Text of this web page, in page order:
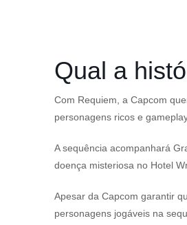
Qual a
Com Requiem , a Capcom
personagens ricos e
A sequência acompanhará
doença misteriosa no Hotel
Apesar da Capcom garantir
personagens jogáveis na